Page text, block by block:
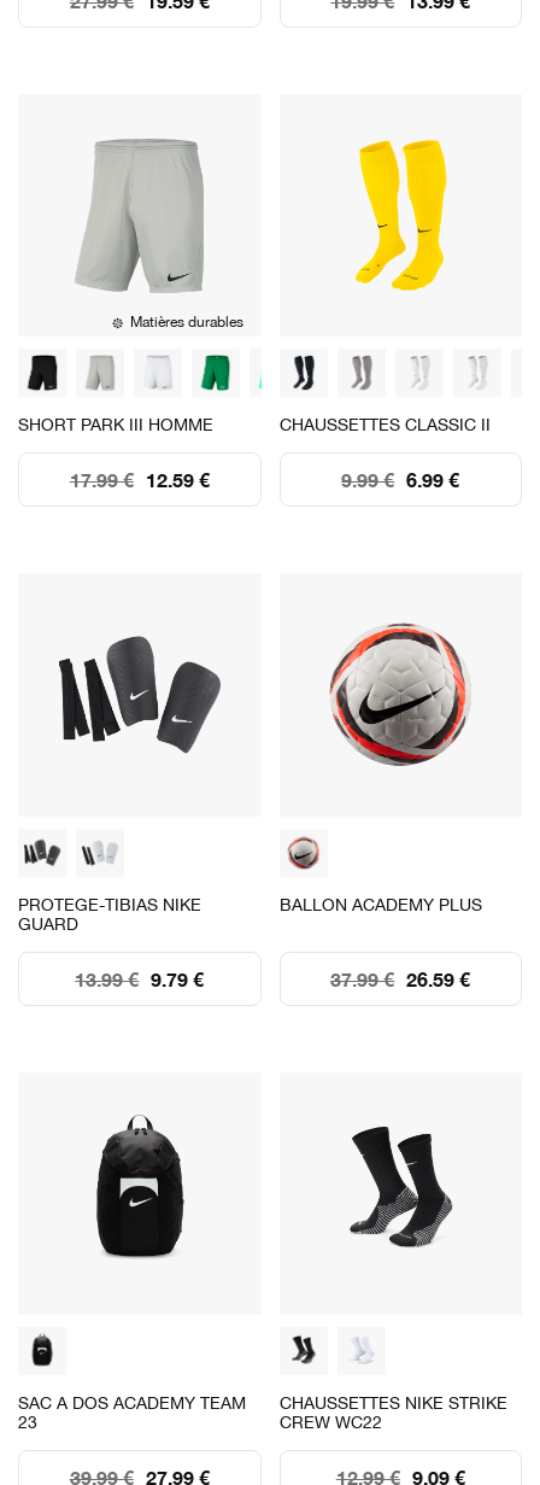
Matières durables
SHORT PARK III HOMME
12.59 €
17.99 €
CHAUSSETTES CLASSIC II
6.99 €
9.99 €
PROTEGE-TIBIAS NIKE
GUARD
9.79 €
13.99 €
BALLON ACADEMY PLUS
26.59 €
37.99 €
SAC A DOS ACADEMY TEAM
23
27.99 €
39.99 €
CHAUSSETTES NIKE STRIKE
CREW WC22
9.09 €
12.99 €